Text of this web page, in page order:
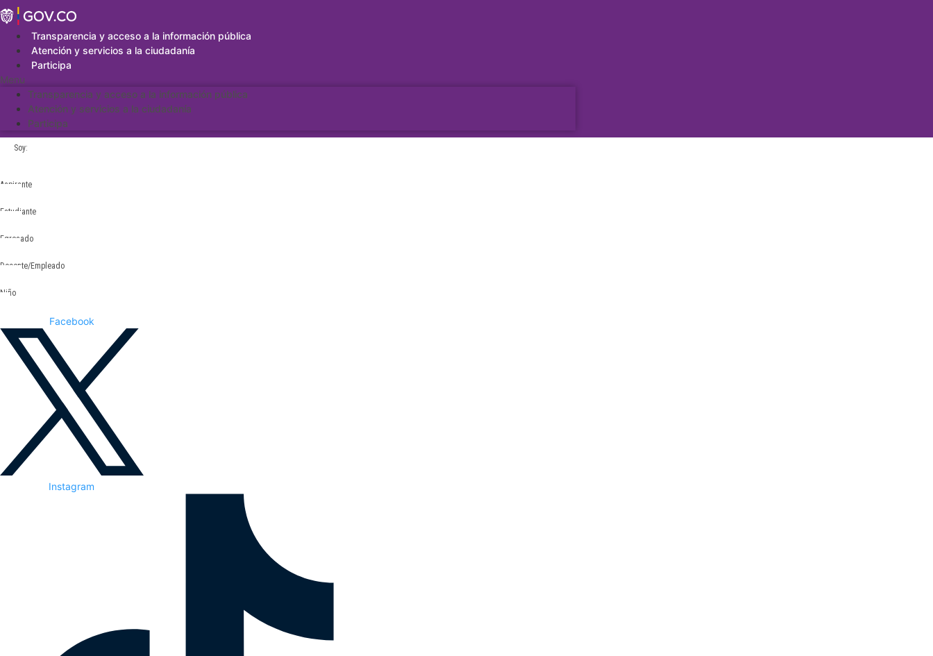
Saltar
al
contenidoTransparencia y acceso a la información pública
Atención y servicios a la ciudadanía
Participa
Menu
Transparencia y acceso a la información pública
Atención y servicios a la ciudadanía
Participa
Soy:
Aspirante
Estudiante
Egresado
Docente/Empleado
Niño
Facebook
Instagram